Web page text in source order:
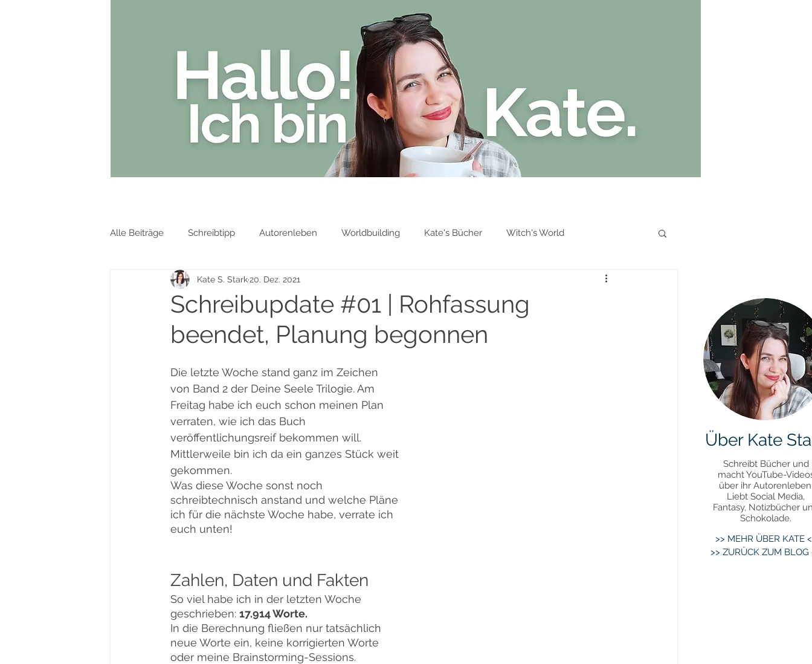
Alle Beiträge Schreibtipp Autorenleben Worldbuilding Kate's Bücher Witch's World
Deine Seele Trilogie Tarot Schreibupdate Daily Update
YouTube-Community-Projekt Rezension Aus Liebe zum Schreiben Challenge
Schreibupdate #01 | Rohfassung
beendet, Planung begonnen
Kate S. Stark 20. Dez. 2021
Die letzte Woche stand ganz im Zeichen
von Band 2 der Deine Seele Trilogie. Am
Freitag habe ich euch schon meinen Plan
verraten, wie ich das Buch
veröffentlichungsreif bekommen will.
Mittlerweile bin ich da ein ganzes Stück weit
gekommen.
Was diese Woche sonst noch
schreibtechnisch anstand und welche Pläne
ich für die nächste Woche habe, verrate ich
euch unten!
Zahlen, Daten und Fakten
So viel habe ich in der letzten Woche
geschrieben: 17.914 Worte.
In die Berechnung fließen nur tatsächlich
neue Worte ein, keine korrigierten Worte
oder meine Brainstorming-Sessions.
Über Kate
Schreibt Bücher und
macht YouTube-
über ihr
Liebt Social Media,
Fantasy, Notizbücher
Schokolade.
>> MEHR ÜBER KATE
>> ZURÜCK ZUM BLOG